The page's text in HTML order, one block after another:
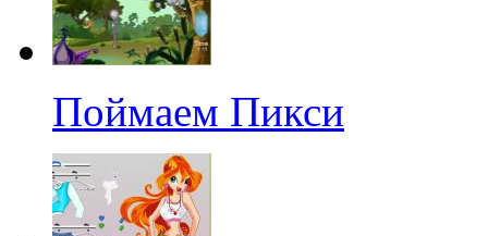
Поймаем Пикси